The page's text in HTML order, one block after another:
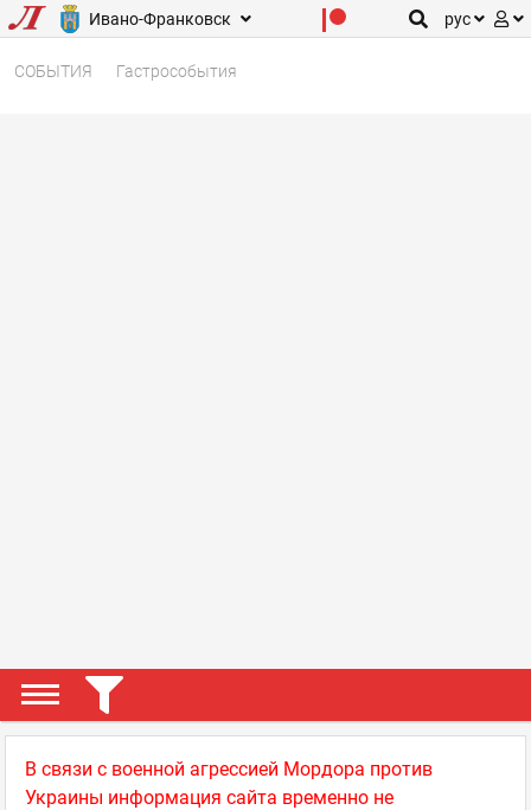
Ивано-Франковск рус
СОБЫТИЯ Гастрособытия
В связи с военной агрессией Мордора против
Украины информация сайта временно не